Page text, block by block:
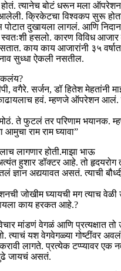
होतं. त्यानेच बोटं धरून मला
क्रिकेटचा विश्वकप सुरू
दुखायला लागलं. आणि निदान
हसलो. कारण विविध आजार
काय काय आजारांनी ३५ वर्षात
सुध्धा ऐकली नसतील.
वगैरे. सर्जन, डॉ हितेश मेहतांनी
हवं. म्हणजे ऑपरेशन आलं.
ते फुटलं तर परिणाम भयानक.
आमुचा राम राम घ्यावा”
लागणार होती.माझा भाऊ
हुशार डॉक्टर आहे. तो हृदयरोग
ज्ञान अद्ययावत असतं. त्याची
जोखीम घ्यायची मग त्याच वेळी
काय हरकत आहे.?
मांडणं वेगळं आणि प्रत्यक्षात
त्याचं यश वेगवेगळ्या गोष्टींवर
लागते. प्रत्येक टप्प्यावर एक
जायचं असतं.